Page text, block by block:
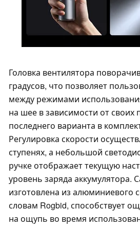
Головка вентилятора
градусов, что позволяет
между режимами
на шее в зависимости от своих
последнего варианта в
Регулировка скорости
ступенях, а небольшой
ручке отображает текущую
уровень заряда аккумулятора.
изготовлена из алюминиевого
словам Rogbid, способствует
на ощупь во время